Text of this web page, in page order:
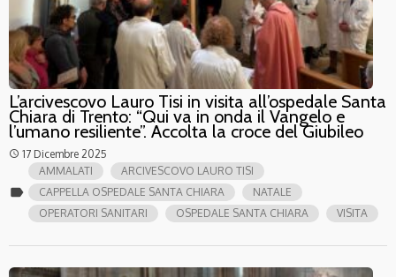
L’arcivescovo Lauro Tisi in visita all’ospedale Santa
Chiara di Trento: “Qui va in onda il Vangelo e
l’umano resiliente”. Accolta la croce del Giubileo
access_time 17 Dicembre 2025
label
AMMALATI
ARCIVESCOVO LAURO TISI
CAPPELLA OSPEDALE SANTA CHIARA
NATALE
OPERATORI SANITARI
OSPEDALE SANTA CHIARA VISITA